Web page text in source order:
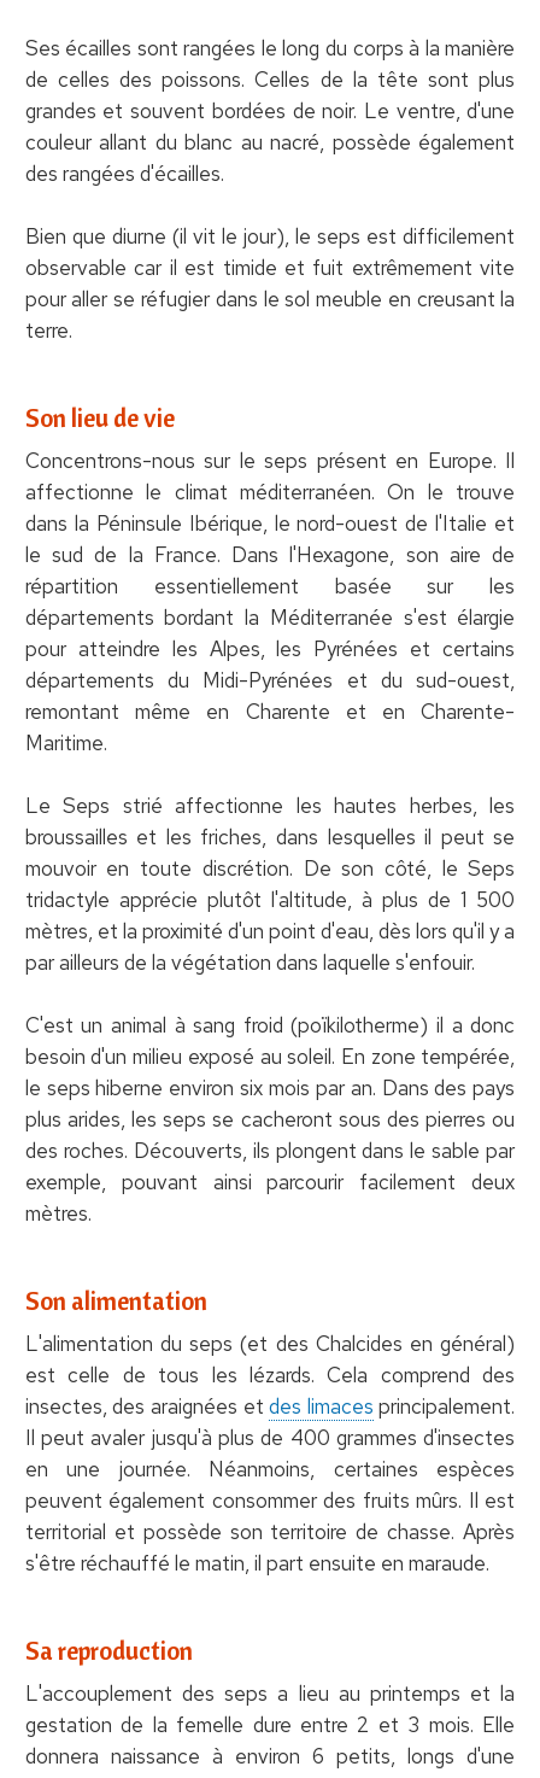
Ses écailles sont rangées le long du corps à la manière
de celles des poissons. Celles de la tête sont plus
grandes et souvent bordées de noir. Le ventre, d'une
couleur allant du blanc au nacré, possède également
des rangées d'écailles.
Bien que diurne (il vit le jour), le seps est difficilement
observable car il est timide et fuit extrêmement vite
pour aller se réfugier dans le sol meuble en creusant la
terre.
Son lieu de vie
Concentrons-nous sur le seps présent en Europe. Il
affectionne le climat méditerranéen. On le trouve
dans la Péninsule Ibérique, le nord-ouest de l'Italie et
le sud de la France. Dans l'Hexagone, son aire de
répartition essentiellement basée sur les
départements bordant la Méditerranée s'est élargie
pour atteindre les Alpes, les Pyrénées et certains
départements du Midi-Pyrénées et du sud-ouest,
remontant même en Charente et en Charente-
Maritime.
Le Seps strié affectionne les hautes herbes, les
broussailles et les friches, dans lesquelles il peut se
mouvoir en toute discrétion. De son côté, le Seps
tridactyle apprécie plutôt l'altitude, à plus de 1 500
mètres, et la proximité d'un point d'eau, dès lors qu'il y a
par ailleurs de la végétation dans laquelle s'enfouir.
C'est un animal à sang froid (poïkilotherme) il a donc
besoin d'un milieu exposé au soleil. En zone tempérée,
le seps hiberne environ six mois par an. Dans des pays
plus arides, les seps se cacheront sous des pierres ou
des roches. Découverts, ils plongent dans le sable par
exemple, pouvant ainsi parcourir facilement deux
mètres.
Son alimentation
L'alimentation du seps (et des Chalcides en général)
est celle de tous les lézards. Cela comprend des
insectes, des araignées etdes limaces principalement.
Il peut avaler jusqu'à plus de 400 grammes d'insectes
en une journée. Néanmoins, certaines espèces
peuvent également consommer des fruits mûrs. Il est
territorial et possède son territoire de chasse. Après
s'être réchauffé le matin, il part ensuite en maraude.
Sa reproduction
L'accouplement des seps a lieu au printemps et la
gestation de la femelle dure entre 2 et 3 mois. Elle
donnera naissance à environ 6 petits, longs d'une